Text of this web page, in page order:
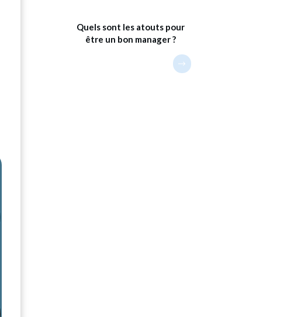
Quels sont les atouts pour
être un bon manager ?